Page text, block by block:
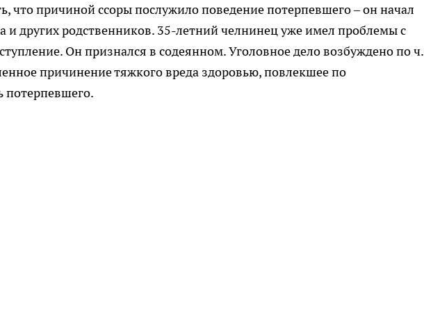
что причиной ссоры послужило поведение потерпевшего – он начал
и других родственников. 35-летний челнинец уже имел проблемы с
Он признался в содеянном. Уголовное дело возбуждено по ч.
причинение тяжкого вреда здоровью, повлекшее по
потерпевшего.